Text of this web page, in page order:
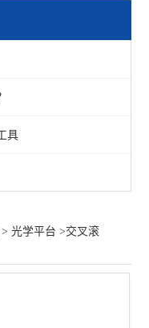
具
>光学平台 >交叉滚